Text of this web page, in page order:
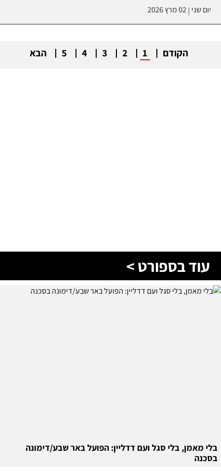
יום שני |02 מרץ 2026
הקודם 1
2
3
4
5 הבא
עוד בספורט >
בלי מאמן, בלי סגל ועם דדליין: הפועל באר שבע/דימונה
בסכנה